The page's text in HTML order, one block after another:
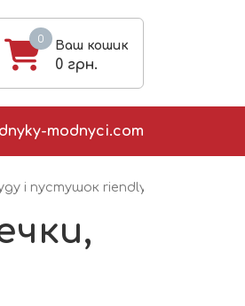
0
Ваш кошик
0 грн.
modnyci.com
і пустушок riendly Organic